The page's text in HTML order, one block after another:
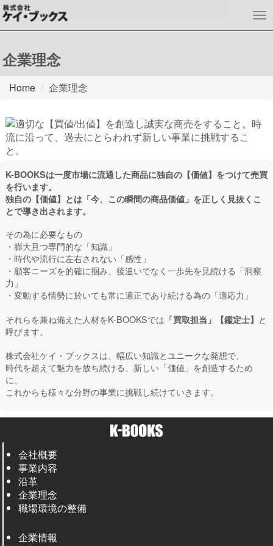
企業理念
Home 企業理念
K-BOOKSは一度市場に流通した商品に独自の【価値】をつけて売買
を行います。
独自の【価値】とは「今、この瞬間の商品価値」を正しく見抜くこ
とで導き出されます。
その為に必要なもの
・膨大且つ専門的な「知識」
・時代や流行に左右されない「感性」
・顧客ニーズを的確に掴み、後追いでなく一歩先を見続ける「洞察
力」
・変動する情勢に於いても常に適正であり続ける為の「適応力」
それらを兼ね備えた人材をK-BOOKSでは 「買取担当」【鑑定士】 と
呼びます。
株式会社ケイ・ブックスは、幅広い知識とユニークな発想で、
時代を超えて魅力を放ち続ける、新しい「価値」を創造するため
に、
これからも様々な分野の事業に挑戦し続けていきます。
会社概要
事業内容
沿革
企業理念
職場環境の整備
企業情報